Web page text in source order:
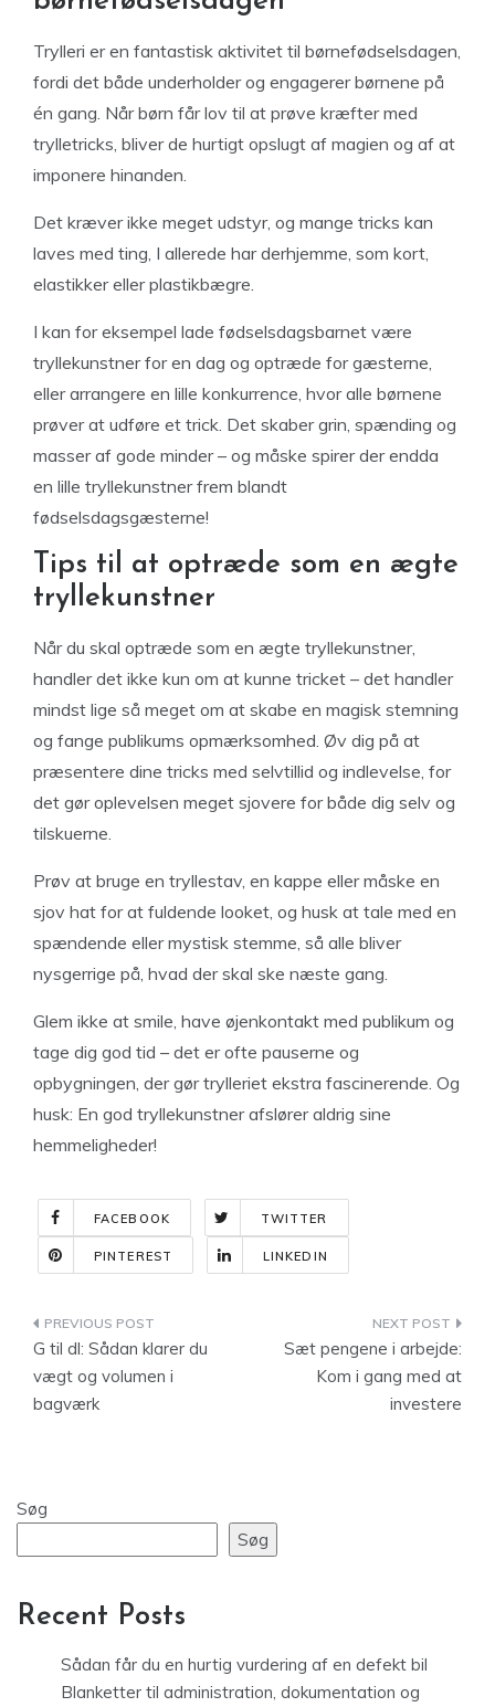
Trylleri er en fantastisk aktivitet til børnefødselsdagen,
fordi det både underholder og engagerer børnene på
én gang. Når børn får lov til at prøve kræfter med
trylletricks, bliver de hurtigt opslugt af magien og af at
imponere hinanden.
Det kræver ikke meget udstyr, og mange tricks kan
laves med ting, I allerede har derhjemme, som kort,
elastikker eller plastikbægre.
I kan for eksempel lade fødselsdagsbarnet være
tryllekunstner for en dag og optræde for gæsterne,
eller arrangere en lille konkurrence, hvor alle børnene
prøver at udføre et trick. Det skaber grin, spænding og
masser af gode minder – og måske spirer der endda
en lille tryllekunstner frem blandt
fødselsdagsgæsterne!
Tips til at optræde som en ægte
tryllekunstner
Når du skal optræde som en ægte tryllekunstner,
handler det ikke kun om at kunne tricket – det handler
mindst lige så meget om at skabe en magisk stemning
og fange publikums opmærksomhed. Øv dig på at
præsentere dine tricks med selvtillid og indlevelse, for
det gør oplevelsen meget sjovere for både dig selv og
tilskuerne.
Prøv at bruge en tryllestav, en kappe eller måske en
sjov hat for at fuldende looket, og husk at tale med en
spændende eller mystisk stemme, så alle bliver
nysgerrige på, hvad der skal ske næste gang.
Glem ikke at smile, have øjenkontakt med publikum og
tage dig god tid – det er ofte pauserne og
opbygningen, der gør trylleriet ekstra fascinerende. Og
husk: En god tryllekunstner afslører aldrig sine
hemmeligheder!
FACEBOOK TWITTER
PINTEREST LINKEDIN
Indlægsnavigation
G til dl: Sådan klarer du
vægt og volumen i
bagværk
Sæt pengene i arbejde:
Kom i gang med at
investere
Søg
Søg
Recent Posts
Sådan får du en hurtig vurdering af en defekt bil
Blanketter til administration, dokumentation og